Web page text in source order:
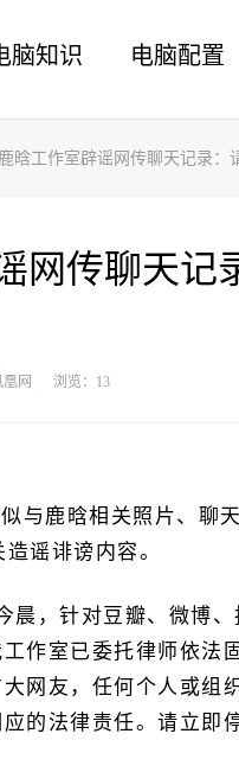
脑知识 电脑配置
鹿晗工作室辟谣网传聊天记录：
网传聊天记
网 浏览： 13
与鹿晗相关照片、聊
谣诽谤内容。
晨，针对豆瓣、微博
作室已委托律师依法
网友，任何个人或组
的法律责任。请立即